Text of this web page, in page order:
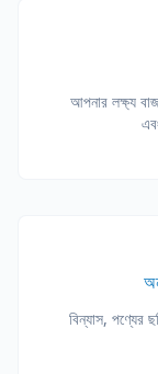
আপনার লক্ষ্য
বিন্যাস, পণ্যের